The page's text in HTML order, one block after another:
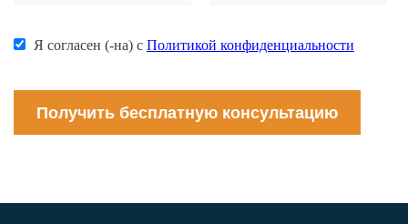
Я согласен (-на) с Политикой конфиденциальности
Получить бесплатную консультацию